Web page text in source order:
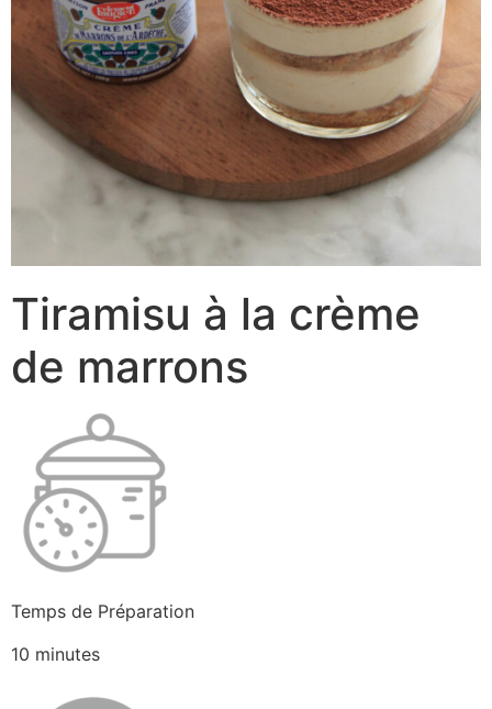
Tiramisu à la crème
de marrons
Temps de Préparation
10 minutes